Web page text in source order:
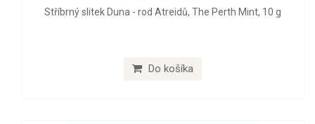
Stříbrný slitek Duna - rod Atreidů, The Perth Mint, 10 g
Do košíka